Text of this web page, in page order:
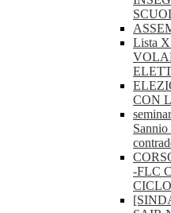
Lista
CON
-FLC
CICLO